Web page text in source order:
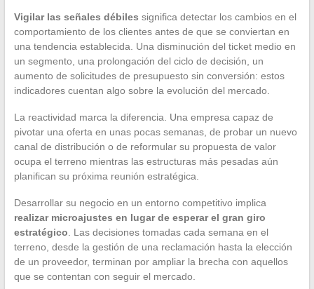
Vigilar las señales débiles significa detectar los cambios en el
comportamiento de los clientes antes de que se conviertan en
una tendencia establecida. Una disminución del ticket medio en
un segmento, una prolongación del ciclo de decisión, un
aumento de solicitudes de presupuesto sin conversión: estos
indicadores cuentan algo sobre la evolución del mercado.
La reactividad marca la diferencia. Una empresa capaz de
pivotar una oferta en unas pocas semanas, de probar un nuevo
canal de distribución o de reformular su propuesta de valor
ocupa el terreno mientras las estructuras más pesadas aún
planifican su próxima reunión estratégica.
Desarrollar su negocio en un entorno competitivo implica
realizar microajustes en lugar de esperar el gran giro
estratégico . Las decisiones tomadas cada semana en el
terreno, desde la gestión de una reclamación hasta la elección
de un proveedor, terminan por ampliar la brecha con aquellos
que se contentan con seguir el mercado.